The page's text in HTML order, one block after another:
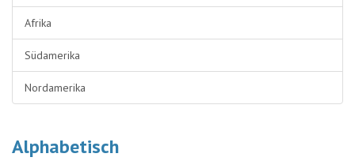
Afrika
Südamerika
Nordamerika
Alphabetisch